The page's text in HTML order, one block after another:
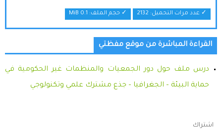
✓ عدد مرات التحميل: 2132 ✓ حجم الملف: 0.1 MiB
القراءة المباشرة من موقع مفظتي
درس ملف حول دور الجمعيات والمنظمات غير الحكومية في
حماية البيئة – الجغرافيا – جذع مشترك علمي وتكنولوجي
اشتراك